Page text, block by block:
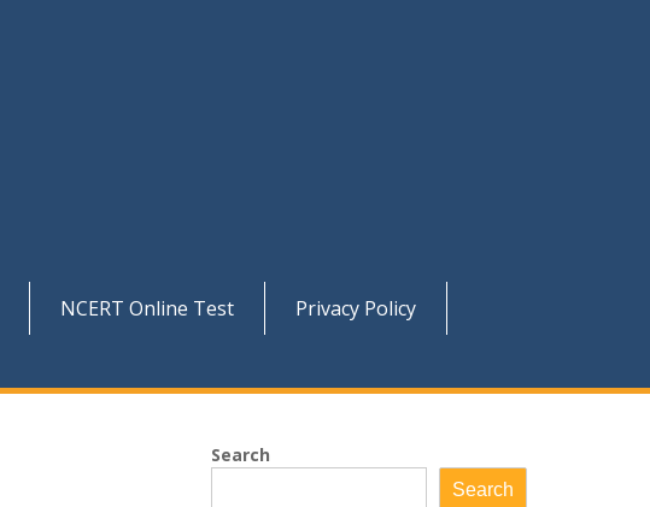
NCERT Online Test
Privacy Policy
Search
Search